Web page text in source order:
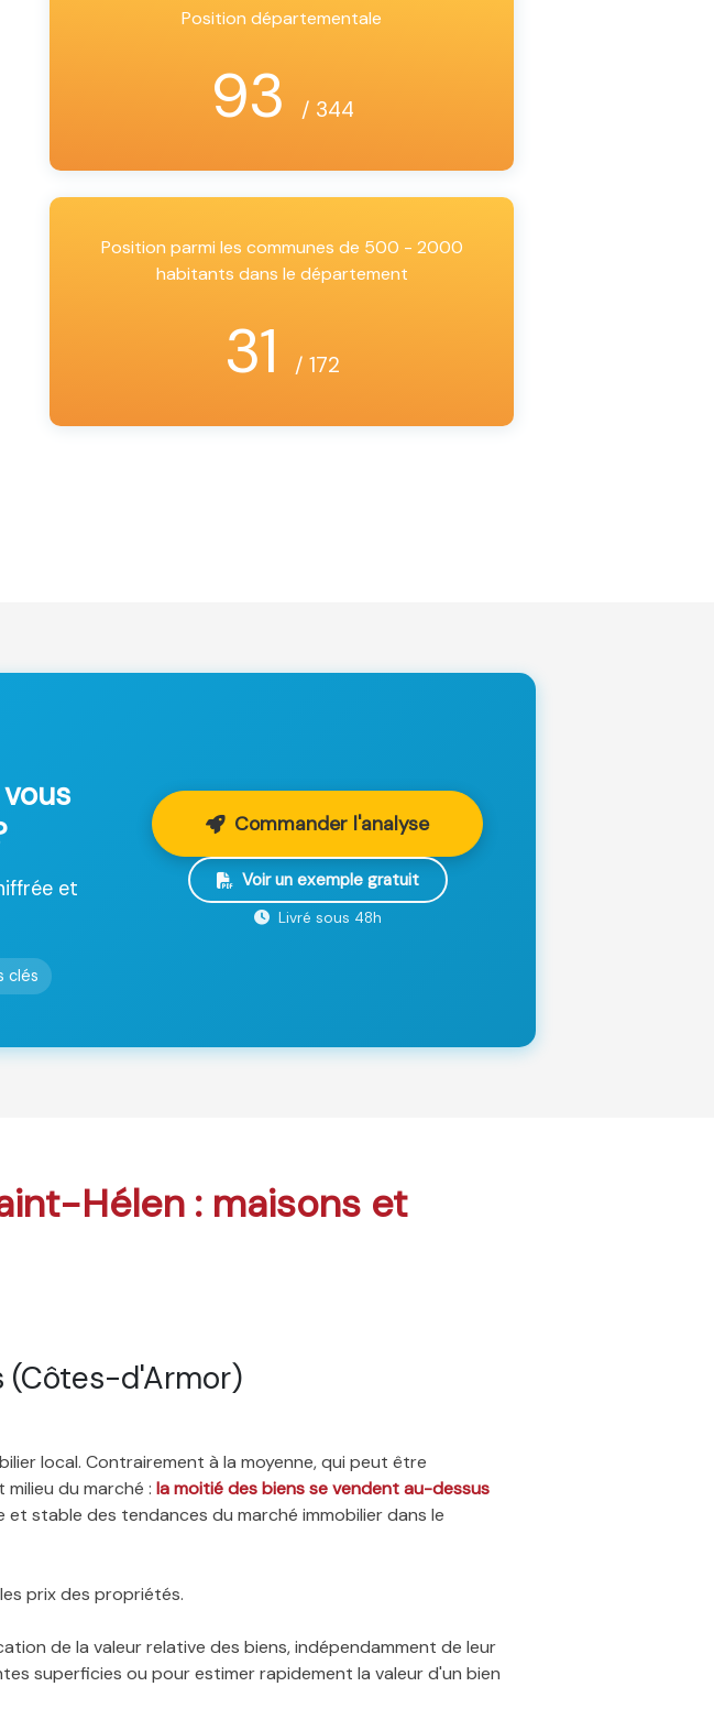
Position départementale
93 / 344
Position parmi les communes de 500 - 2000
habitants dans le département
31 / 172
et
clés
Commander l'analyse
Voir un exemple gratuit
Livré sous 48h
Hélen : maisons et
(Côtes-d'Armor)
local. Contrairement à la moyenne, qui peut être
du marché : la moitié des biens se vendent au-dessus
et stable des tendances du marché immobilier dans le
prix des propriétés.
de la valeur relative des biens, indépendamment de leur
superficies ou pour estimer rapidement la valeur d'un bien